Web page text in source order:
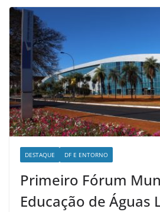
DESTAQUE DF E ENTORNO
Primeiro Fórum
Educação de Águas